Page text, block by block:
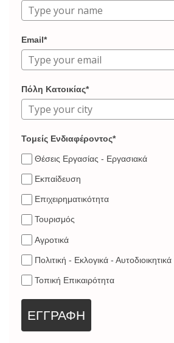
Email*
Πόλη Κατοικίας*
Τομείς Ενδιαφέροντος*
Θέσεις Εργασίας - Εργασιακά
Εκπαίδευση
Επιχειρηματικότητα
Τουρισμός
Αγροτικά
Πολιτική - Εκλογικά - Αυτοδιοικητικά
Τοπική Επικαιρότητα
ΕΓΓΡΑΦΗ